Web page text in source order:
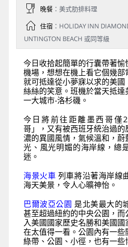
晚餐：美式肋排料理
住宿：HOLIDAY INN
UNTINGTON BEACH 或同等級
今日收拾起簡單的行囊帶著
機場，想想在機上看它個幾部
就可抵達從小夢寐以求的美
絲絲的笑意。班機於當天抵
一大城市-洛杉磯。
今日將前往距離墨西哥僅
哥」，又有被西班牙統治過
濃的異國風情，氣候溫和，
光、風光明媚的海岸線，總
迷。
海景火車 列車將沿著海岸線
海天美景，令人心曠神怡。
巴爾波亞公園 是北美最大的
甚至超過紐約的中央公園，
入美國國家歷史名勝和美國
在太值得一看。公園內有一些
綠帶、公園、小徑，也有一些